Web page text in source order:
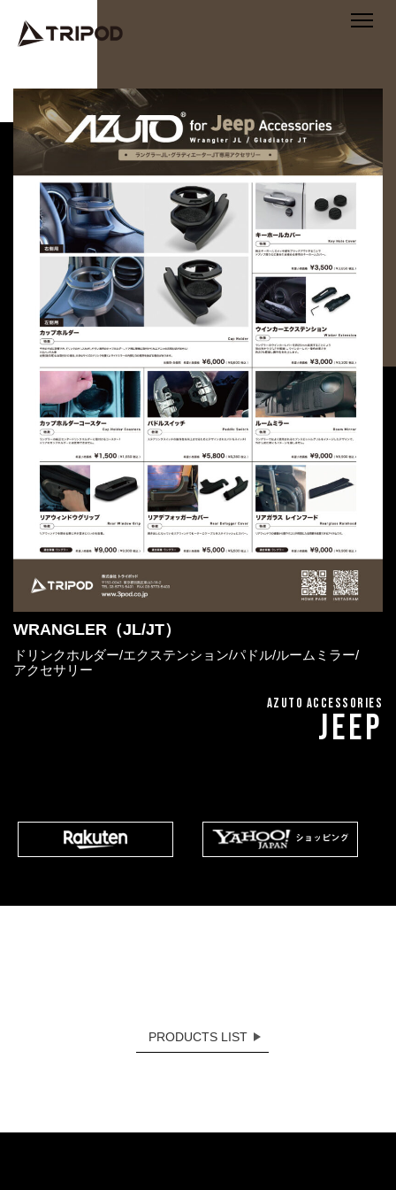
WRANGLER（JL/JT）
ドリンクホルダー/エクステンション/パドル/ルームミラー/
アクセサリー
AZUTO ACCESSORIES
JEEP
PRODUCTS LIST